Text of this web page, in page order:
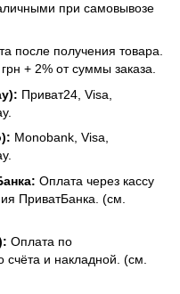
при самовывозе
после получения товара.
+ 2% от суммы заказа.
Приват24, Visa,
Monobank, Visa,
Оплата через кассу
ПриватБанка. (см.
Оплата по
и накладной. (см.